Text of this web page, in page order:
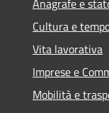
Cultura e
Vita lavorativa
Imprese e
Mobilità e